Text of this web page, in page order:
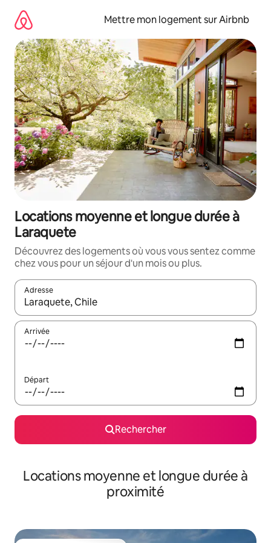
directement
contenu
Mettre mon logement sur Airbnb
Locations moyenne et longue durée à
Laraquete
Découvrez des logements où vous vous sentez comme
chez vous pour un séjour d'un mois ou plus.
Adresse
Lorsque les résultats s'affichent, utilisez les flèches vers le
Arrivée
Départ
Rechercher
Locations moyenne et longue durée à
proximité